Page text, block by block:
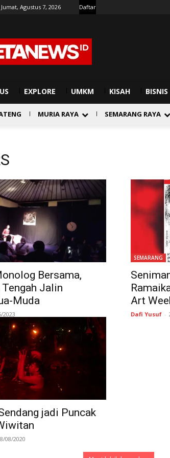
Jumat, Agustus 7, 2026 Daftar
EXPLORE UMKM KISAH BISNIS
MURIA RAYA SEMARANG RAYA
Bersama,
Jalin
Muda
2023
SEMARANG
Art
Dafi Yusuf -
jadi Puncak
08/2020